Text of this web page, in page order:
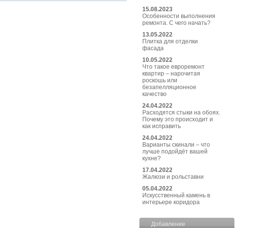
15.08.2023
Особенности выполнения
ремонта. С чего начать?
13.05.2022
Плитка для отделки
фасада
10.05.2022
Что такое евроремонт
квартир – нарочитая
роскошь или
безапелляционное
качество
24.04.2022
Расходятся стыки на обоях.
Почему это происходит и
как исправить
24.04.2022
Варианты скинали – что
лучше подойдёт вашей
кухне?
17.04.2022
Жалюзи и рольставни
05.04.2022
Искусственный камень в
интерьере коридора
Добавление